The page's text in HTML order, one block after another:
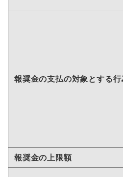
報奨金の支払の対象とする行
報奨金の上限額